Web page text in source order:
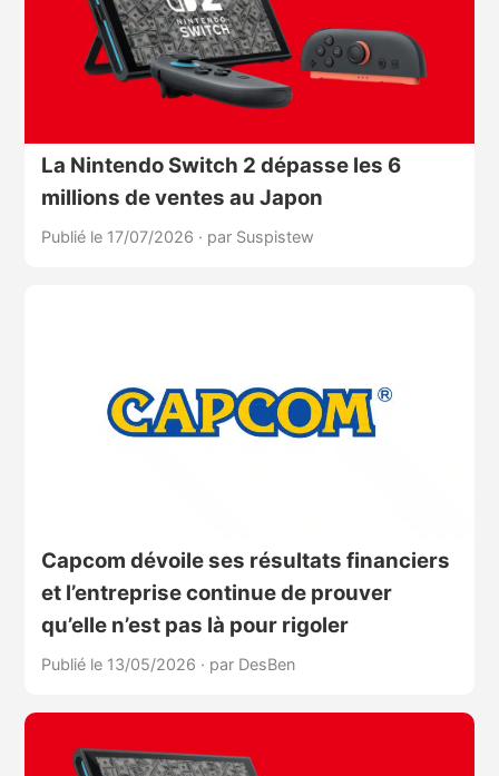
La Nintendo Switch 2 dépasse les 6
millions de ventes au Japon
Publié le 17/07/2026 · par Suspistew
Capcom dévoile ses résultats financiers
et l’entreprise continue de prouver
qu’elle n’est pas là pour rigoler
Publié le 13/05/2026 · par DesBen